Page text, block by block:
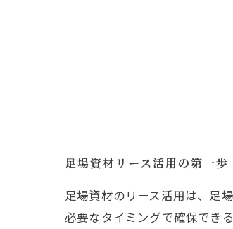
足場資材リース活用の第一
足場資材のリース活用は、足
必要なタイミングで確保でき